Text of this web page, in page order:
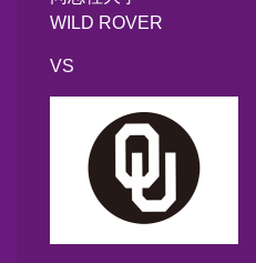
WILD ROVER
VS